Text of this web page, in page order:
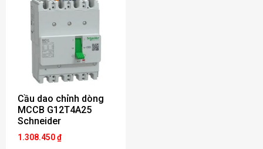
Cầu dao chỉnh dòng
MCCB G12T4A25
Schneider
1.308.450₫